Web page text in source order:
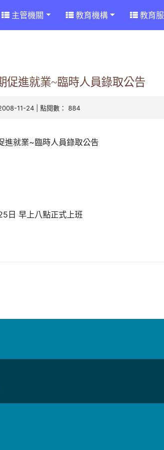
主管機關 教育機構 教育
促進就業~臨時人員錄取公告
11-24 | 點閱數： 884
進就業~臨時人員錄取公告
日 早上八點正式上班